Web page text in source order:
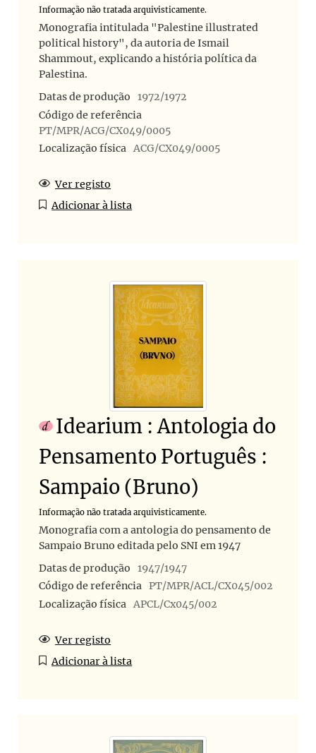
Informação não tratada arquivisticamente.
Monografia intitulada "Palestine illustrated
political history", da autoria de Ismail
Shammout, explicando a história política da
Palestina.
Datas de produção
1972/1972
Código de referência
PT/MPR/ACG/CX049/0005
Localização física ACG/CX049/0005
Ver registo
Adicionar à lista
Idearium : Antologia do
Pensamento Português :
Sampaio (Bruno)
Informação não tratada arquivisticamente.
Monografia com a antologia do pensamento de
Sampaio Bruno editada pelo SNI em 1947
Datas de produção
1947/1947
Código de referência PT/MPR/ACL/CX045/002
Localização física APCL/Cx045/002
Ver registo
Adicionar à lista